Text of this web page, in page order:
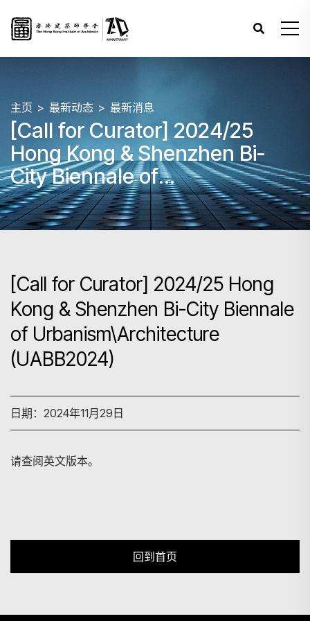
主页 最新动态 最新消息
[Call for Curator] 2024/25
Hong Kong & Shenzhen Bi-
City Biennale of
Urbanism\Architecture
(UABB2024)
[Call for Curator] 2024/25 Hong
Kong & Shenzhen Bi-City Biennale
of Urbanism\Architecture
(UABB2024)
日期：2024年11月29日
请查阅英文版本。
回到首页